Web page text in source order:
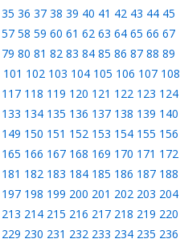
35 36 37 38 39 40 41 42 43 44 45
57 58 59 60 61 62 63 64 65 66 67
79 80 81 82 83 84 85 86 87 88 89
101 102 103 104 105 106 107 108
117 118 119 120 121 122 123 124
133 134 135 136 137 138 139 140
149 150 151 152 153 154 155 156
165 166 167 168 169 170 171 172
181 182 183 184 185 186 187 188
197 198 199 200 201 202 203 204
213 214 215 216 217 218 219 220
229 230 231 232 233 234 235 236